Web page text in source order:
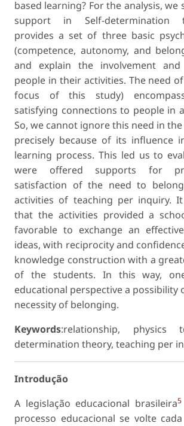
based learning? For the analysis, we
support in Self-determination
provides a set of three basic
(competence, autonomy, and
and explain the involvement
people in their activities. The need
focus of this study)
satisfying connections to people in
So, we cannot ignore this need in
precisely because of its influence
learning process. This led us to
were offered supports for
satisfaction of the need to
activities of teaching per inquiry.
that the activities provided a
favorable to exchange an
ideas, with reciprocity and
knowledge construction with a
of the students. In this way,
educational perspective a possibility
necessity of belonging.
Keywords:relationship, physics
determination theory, teaching per
Introdução
A legislação educacional brasileira5
processo educacional se volte